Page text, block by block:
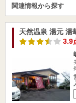
関連情報から探す
天然温泉 湯元 湯
3.9